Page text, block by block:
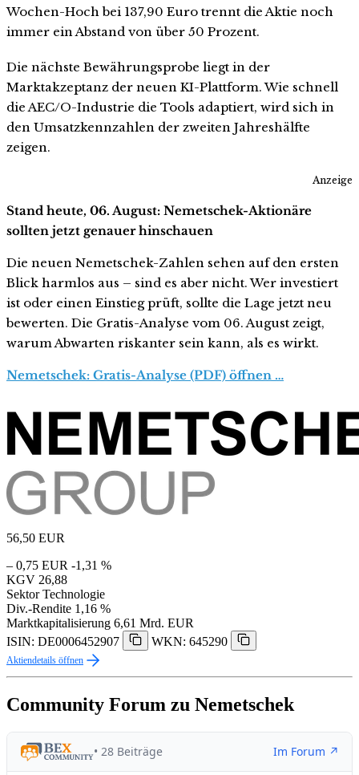
Wochen-Hoch bei 137,90 Euro trennt die Aktie noch
immer ein Abstand von über 50 Prozent.
Die nächste Bewährungsprobe liegt in der
Marktakzeptanz der neuen KI-Plattform. Wie schnell
die AEC/O-Industrie die Tools adaptiert, wird sich in
den Umsatzkennzahlen der zweiten Jahreshälfte
zeigen.
Anzeige
Stand heute, 06. August: Nemetschek-Aktionäre
sollten jetzt genauer hinschauen
Die neuen Nemetschek-Zahlen sehen auf den ersten
Blick harmlos aus – sind es aber nicht. Wer investiert
ist oder einen Einstieg prüft, sollte die Lage jetzt neu
bewerten. Die Gratis-Analyse vom 06. August zeigt,
warum Abwarten riskanter sein kann, als es wirkt.
Nemetschek: Gratis-Analyse (PDF) öffnen …
56,50 EUR
– 0,75 EUR -1,31 %
KGV 26,88
Sektor Technologie
Div.-Rendite 1,16 %
Marktkapitalisierung 6,61 Mrd. EUR
ISIN: DE0006452907
WKN: 645290
Aktiendetails öffnen
Community Forum zu Nemetschek